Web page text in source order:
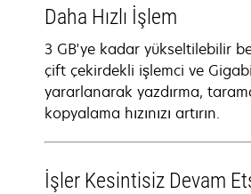
Daha Hızlı İşlem
3 GB'ye kadar yükseltilebilir
çift çekirdekli işlemci ve
yararlanarak yazdırma,
kopyalama hızınızı artırın.
İşler Kesintisiz Devam